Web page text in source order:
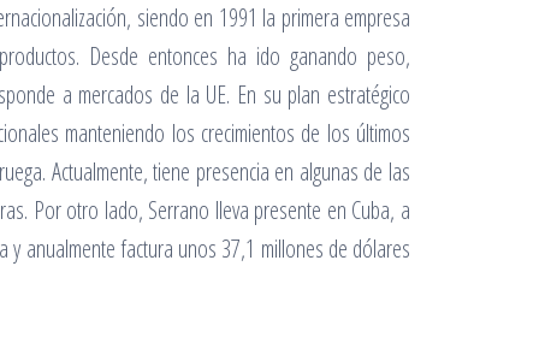
siendo en 1991 la primera empresa
Desde entonces ha ido ganando peso,
a mercados de la UE. En su plan estratégico
manteniendo los crecimientos de los últimos
Actualmente, tiene presencia en algunas de las
Por otro lado, Serrano lleva presente en Cuba, a
y anualmente factura unos 37,1 millones de dólares